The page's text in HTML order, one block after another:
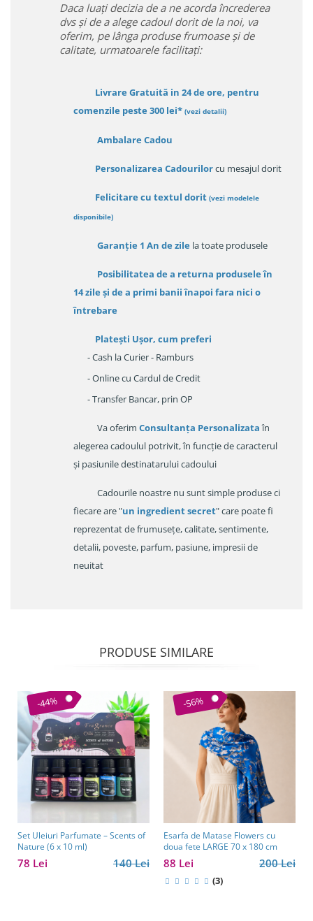
Daca luați decizia de a ne acorda încrederea
dvs și de a alege cadoul dorit de la noi, va
oferim, pe lânga produse frumoase și de
calitate, urmatoarele facilitați:
Livrare Gratuită in 24 de ore, pentru
comenzile peste 300 lei* (vezi detalii)
Ambalare Cadou
Personalizarea Cadourilorcu mesajul dorit
Felicitare cu textul dorit (vezi modelele
disponibile)
Garanție 1 An de zile la toate produsele
Posibilitatea de a returna produsele în
14 zileși de a primi banii înapoi fara nici o
întrebare
Platești Ușor, cum preferi
- Cash la Curier - Ramburs
- Online cu Cardul de Credit
- Transfer Bancar, prin OP
Va oferim Consultanța Personalizataîn
alegerea cadoulul potrivit, în funcție de caracterul
și pasiunile destinatarului cadoului
Cadourile noastre nu sunt simple produse ci
fiecare are "un ingredient secret" care poate fi
reprezentat de frumusețe, calitate, sentimente,
detalii, poveste, parfum, pasiune, impresii de
neuitat
PRODUSE SIMILARE
-44%
Set Uleiuri Parfumate – Scents of
Nature (6 x 10 ml)
140 Lei
78 Lei
-56%
Esarfa de Matase Flowers cu
doua fete LARGE 70 x 180 cm
200 Lei
88 Lei
(3)